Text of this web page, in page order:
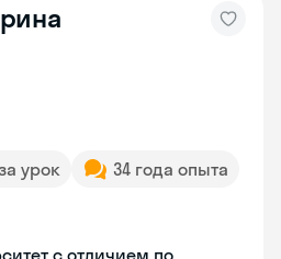
урок
34 года опыта
с отличием по